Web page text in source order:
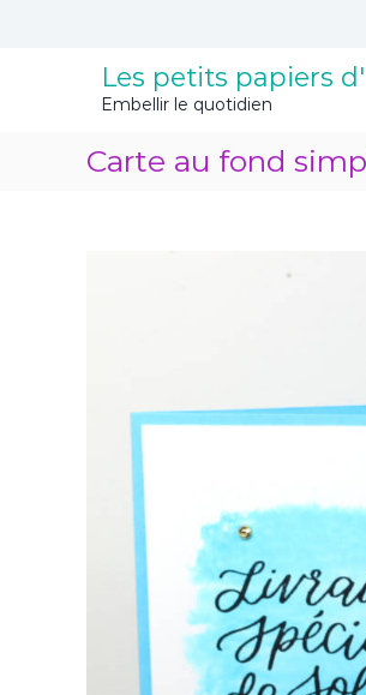
Les petits papiers
Embellir le quotidien
Carte au fond